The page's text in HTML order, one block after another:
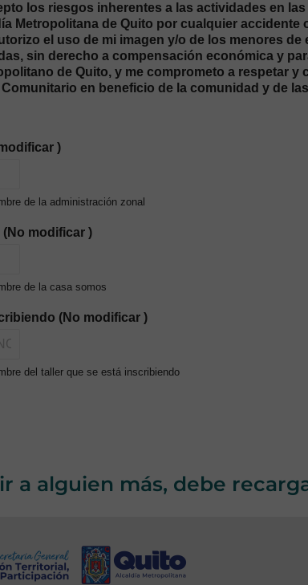
los riesgos inherentes a las actividades en
Metropolitana de Quito por cualquier
el uso de mi imagen y/o de los menores
sin derecho a compensación económica y
de Quito, y me comprometo a respetar
en beneficio de la comunidad y de
)
de la administración zonal
(No modificar )
de la casa somos
(No modificar )
del taller que se está inscribiendo
a alguien más, debe